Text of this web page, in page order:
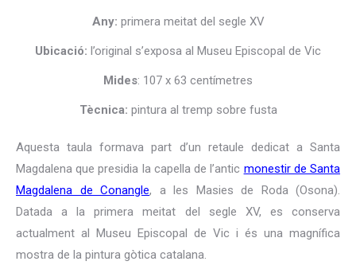
Any: primera meitat del segle XV
Ubicació: l’original s’exposa al Museu Episcopal de Vic
Mides: 107 x 63 centímetres
Tècnica: pintura al tremp sobre fusta
Aquesta taula formava part d’un retaule dedicat a Santa
Magdalena que presidia la capella de l’antic monestir de Santa
Magdalena de Conangle, a les Masies de Roda (Osona).
Datada a la primera meitat del segle XV, es conserva
actualment al Museu Episcopal de Vic i és una magnífica
mostra de la pintura gòtica catalana.